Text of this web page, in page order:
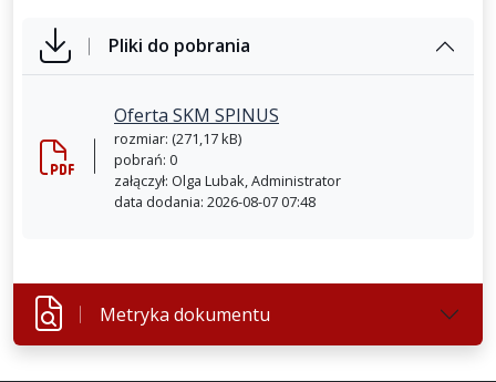
Pliki do pobrania
Oferta SKM SPINUS
rozmiar: (271,17 kB)
pobrań: 0
załączył: Olga Lubak, Administrator
data dodania: 2026-08-07 07:48
Metryka dokumentu